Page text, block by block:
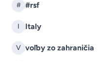
# #rsf
I Italy
V voľby zo zahraničia